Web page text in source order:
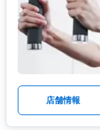
店舗情報